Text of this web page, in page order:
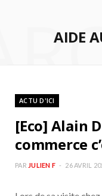
AIDE
ACTU D'ICI
[Eco] Alain
commerce
PAR JULIEN F 26 AVRIL